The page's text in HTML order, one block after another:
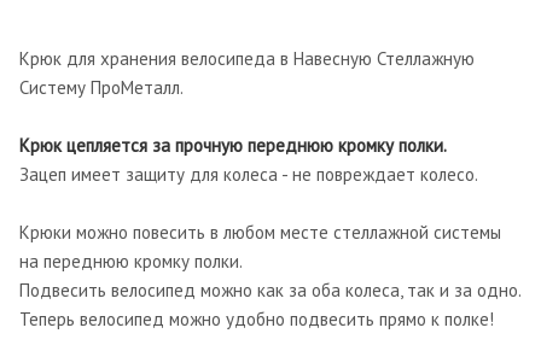
Крюк для хранения велосипеда в Навесную Стеллажную
Систему ПроМеталл.
Крюк цепляется за прочную переднюю кромку полки.
Зацеп имеет защиту для колеса - не повреждает колесо.
Крюки можно повесить в любом месте стеллажной системы
на переднюю кромку полки.
Подвесить велосипед можно как за оба колеса, так и за одно.
Теперь велосипед можно удобно подвесить прямо к полке!